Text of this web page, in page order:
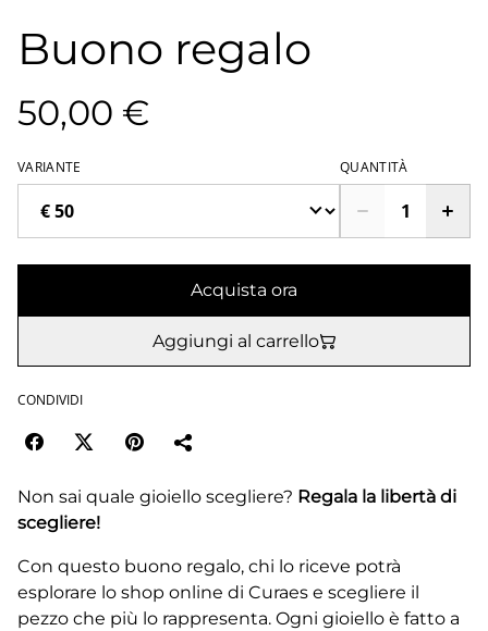
Buono regalo
50,00 €
VARIANTE QUANTITÀ
Acquista ora
Aggiungi al carrello
CONDIVIDI
Non sai quale gioiello scegliere? Regala la libertà di
scegliere!
Con questo buono regalo, chi lo riceve potrà
esplorare lo shop online di Curaes e scegliere il
pezzo che più lo rappresenta. Ogni gioiello è fatto a